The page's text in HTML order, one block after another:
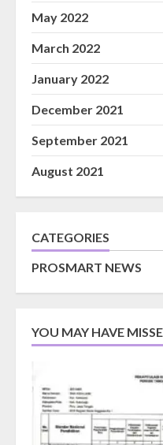
May 2022
March 2022
January 2022
December 2021
September 2021
August 2021
CATEGORIES
PROSMART NEWS
YOU MAY HAVE